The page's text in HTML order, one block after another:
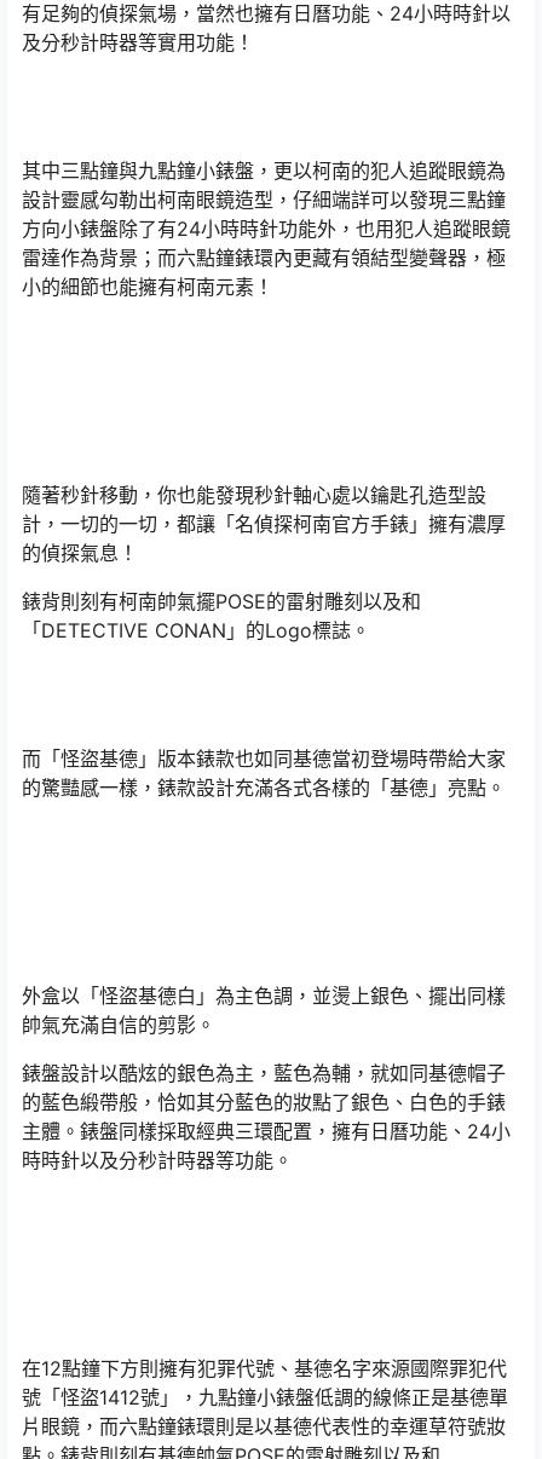
有足夠的偵探氣場，當然也擁有日曆功能、24小時時針以
及分秒計時器等實用功能！
其中三點鐘與九點鐘小錶盤，更以柯南的犯人追蹤眼鏡為
設計靈感勾勒出柯南眼鏡造型，仔細端詳可以發現三點鐘
方向小錶盤除了有24小時時針功能外，也用犯人追蹤眼鏡
雷達作為背景；而六點鐘錶環內更藏有領結型變聲器，極
小的細節也能擁有柯南元素！
隨著秒針移動，你也能發現秒針軸心處以鑰匙孔造型設
計，一切的一切，都讓「名偵探柯南官方手錶」擁有濃厚
的偵探氣息！
錶背則刻有柯南帥氣擺POSE的雷射雕刻以及和
「DETECTIVE CONAN」的Logo標誌。
而「怪盜基德」版本錶款也如同基德當初登場時帶給大家
的驚豔感一樣，錶款設計充滿各式各樣的「基德」亮點。
外盒以「怪盜基德白」為主色調，並燙上銀色、擺出同樣
帥氣充滿自信的剪影。
錶盤設計以酷炫的銀色為主，藍色為輔，就如同基德帽子
的藍色緞帶般，恰如其分藍色的妝點了銀色、白色的手錶
主體。錶盤同樣採取經典三環配置，擁有日曆功能、24小
時時針以及分秒計時器等功能。
在12點鐘下方則擁有犯罪代號、基德名字來源國際罪犯代
號「怪盜1412號」，九點鐘小錶盤低調的線條正是基德單
片眼鏡，而六點鐘錶環則是以基德代表性的幸運草符號妝